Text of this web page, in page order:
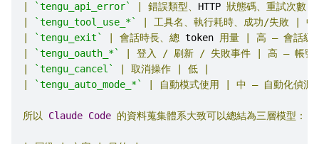
`tengu_api_error` 錯誤類型、 HTTP 狀態碼、重試次數
`tengu_tool_use_*` 工具名、執行耗時、成功/失敗
中
`tengu_exit` 會話時長、總 token 用量 高 — 會話級
`tengu_oauth_*` 登入 / 刷新 / 失敗事件 高 — 帳號
`tengu_cancel` 取消操作 低
`tengu_auto_mode_*` 自動模式使用 中 — 自動化偵測
所以 Claude Code 的資料蒐集體系大致可以總結為三層模型：